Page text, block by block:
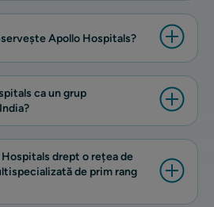
Apollo Hospitals?
ca un grup
drept o rețea de
de prim rang